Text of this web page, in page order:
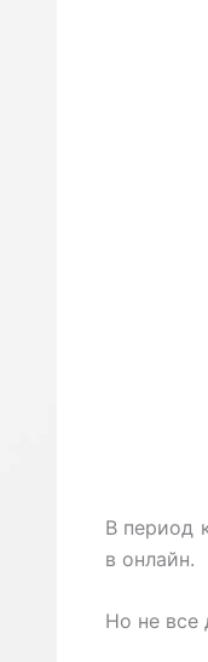
В период
в онлайн.
Но не все